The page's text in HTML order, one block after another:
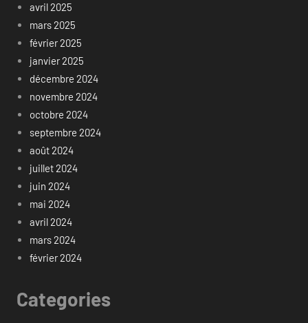
avril 2025
mars 2025
février 2025
janvier 2025
décembre 2024
novembre 2024
octobre 2024
septembre 2024
août 2024
juillet 2024
juin 2024
mai 2024
avril 2024
mars 2024
février 2024
Categories